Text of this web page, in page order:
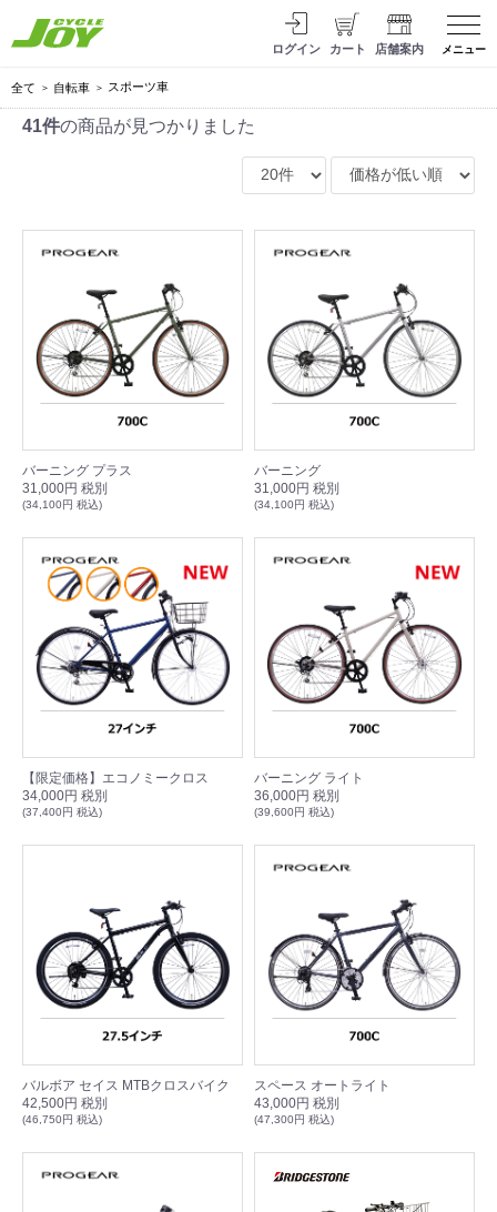
ログイン カート 店舗案内 メニュー
全て 自転車 スポーツ車
41件の商品が見つかりました
バーニング プラス
31,000円 税別
(34,100円 税込)
バーニング
31,000円 税別
(34,100円 税込)
【限定価格】エコノミークロス
34,000円 税別
(37,400円 税込)
バーニング ライト
36,000円 税別
(39,600円 税込)
バルボア セイス MTBクロスバイク
42,500円 税別
(46,750円 税込)
スペース オートライト
43,000円 税別
(47,300円 税込)